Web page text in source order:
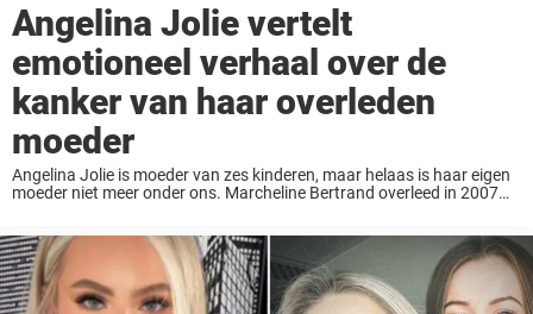
Angelina Jolie vertelt
emotioneel verhaal over de
kanker van haar overleden
moeder
Angelina Jolie is moeder van zes kinderen, maar helaas is haar eigen
moeder niet meer onder ons. Marcheline Bertrand overleed in 2007